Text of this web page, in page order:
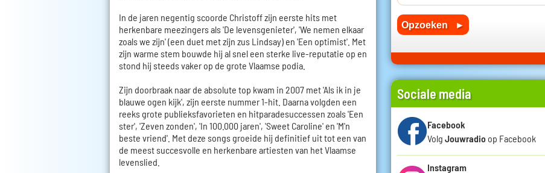
In de jaren negentig scoorde Christoff zijn eerste hits met
herkenbare meezingers als 'De levensgenieter', 'We nemen elkaar
zoals we zijn' (een duet met zijn zus Lindsay) en 'Een optimist'. Met
zijn warme stem bouwde hij al snel een sterke live-reputatie op en
stond hij steeds vaker op de grote Vlaamse podia.
Zijn doorbraak naar de absolute top kwam in 2007 met 'Als ik in je
blauwe ogen kijk', zijn eerste nummer 1-hit. Daarna volgden een
reeks grote publieksfavorieten en hitparadesuccessen zoals 'Een
ster', 'Zeven zonden', 'In 100.000 jaren', 'Sweet Caroline' en 'M'n
beste vriend'. Met deze songs groeide hij definitief uit tot een van
de meest succesvolle en herkenbare artiesten van het Vlaamse
levenslied.
Sociale media
Facebook
Volg Jouwradio op Facebook
Instagram